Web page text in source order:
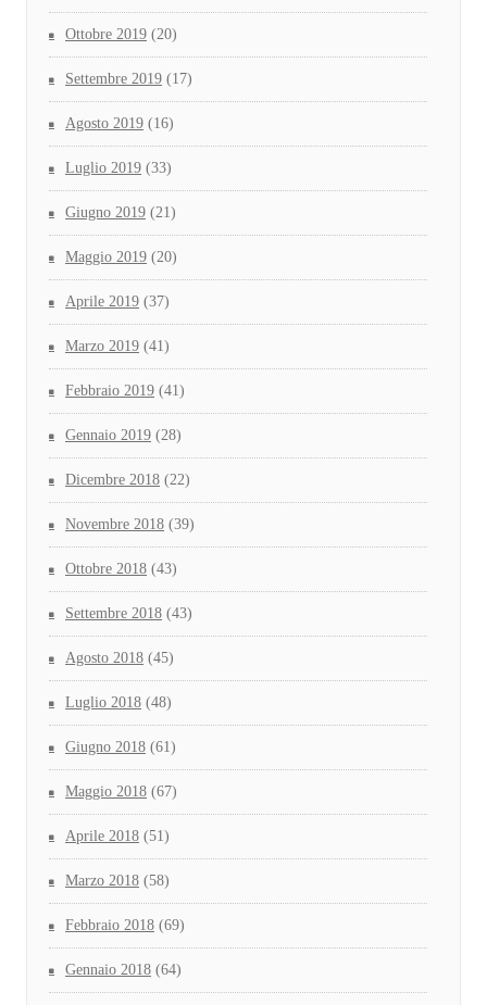
Ottobre 2019 (20)
Settembre 2019 (17)
Agosto 2019 (16)
Luglio 2019 (33)
Giugno 2019 (21)
Maggio 2019 (20)
Aprile 2019 (37)
Marzo 2019 (41)
Febbraio 2019 (41)
Gennaio 2019 (28)
Dicembre 2018 (22)
Novembre 2018 (39)
Ottobre 2018 (43)
Settembre 2018 (43)
Agosto 2018 (45)
Luglio 2018 (48)
Giugno 2018 (61)
Maggio 2018 (67)
Aprile 2018 (51)
Marzo 2018 (58)
Febbraio 2018 (69)
Gennaio 2018 (64)